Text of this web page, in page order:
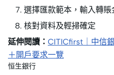
選擇匯款範本，輸入轉賬
核對資料及輕掃確定
延伸閱讀： CITICfirst｜中信
＋開戶要求一覽
恒生銀行